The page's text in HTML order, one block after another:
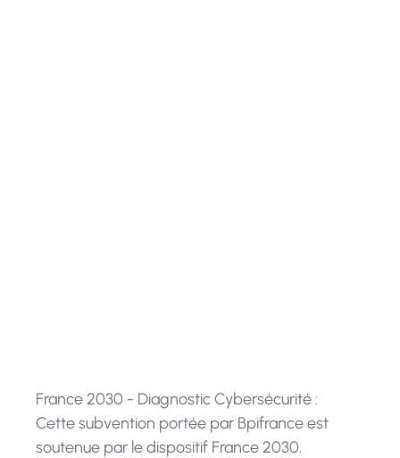
France 2030 - Diagnostic Cybersécurité :
Cette subvention portée par Bpifrance est
soutenue par le dispositif France 2030.